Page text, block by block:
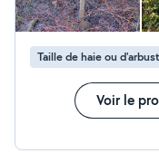
biodiversité et de
Taille de haie ou
Voir le